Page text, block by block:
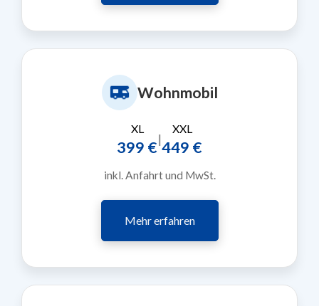
Wohnmobil
XL
399 €|
XXL
449 €
inkl. Anfahrt und MwSt.
Mehr erfahren